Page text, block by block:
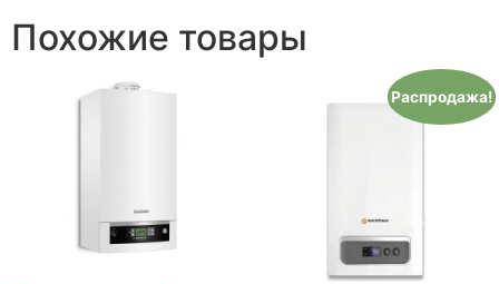
Похожие товары
Распродажа!